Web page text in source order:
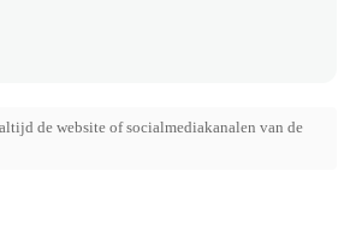
de website of socialmediakanalen van de